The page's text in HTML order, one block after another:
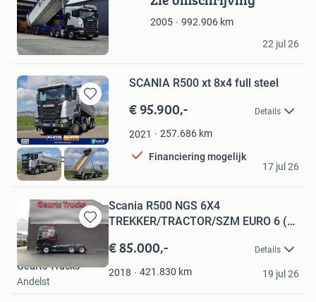
in
Mijn
Favorieten
2005 992.906 km
Wagenaar
Waarde
22 jul 26
Bewaren
in
Mijn
Favorieten
SCANIA R500 xt 8x4 full steel
€ 95.900,- Details
2021 257.686 km
Financiering mogelijk
Kleyn Trucks BV
Vuren
17 jul 26
Bewaren
in
Mijn
Favorieten
Scania R500 NGS 6X4
TREKKER/TRACTOR/SZM EURO 6 (bj
€ 85.000,- Details
2018 421.830 km
Geurts Trucks
Andelst
19 jul 26